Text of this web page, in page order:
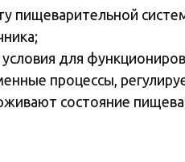
пищеварительной
для
процессы,
состояние